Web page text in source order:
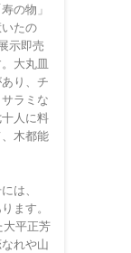
の物」
たの
示即売
大丸皿
り、チ
ラミな
人に料
木都能
は、
ます。
大平正芳
れや山